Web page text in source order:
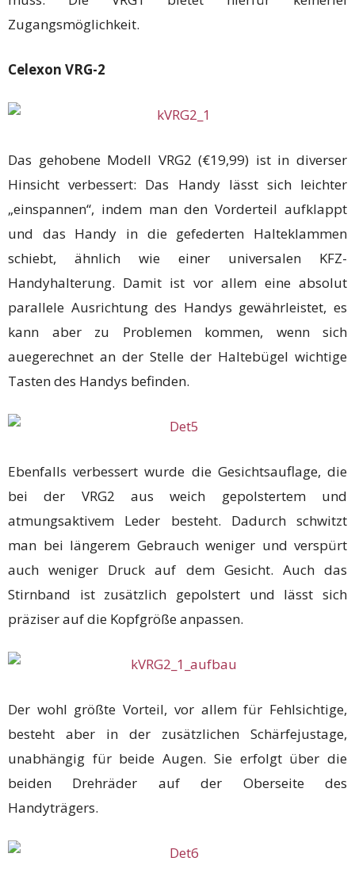
Zugangsmöglichkeit.
Celexon VRG-2
Das gehobene Modell VRG2 (€19,99) ist in diverser
Hinsicht verbessert: Das Handy lässt sich leichter
„einspannen“, indem man den Vorderteil aufklappt
und das Handy in die gefederten Halteklammen
schiebt, ähnlich wie einer universalen KFZ-
Handyhalterung. Damit ist vor allem eine absolut
parallele Ausrichtung des Handys gewährleistet, es
kann aber zu Problemen kommen, wenn sich
auegerechnet an der Stelle der Haltebügel wichtige
Tasten des Handys befinden.
Ebenfalls verbessert wurde die Gesichtsauflage, die
bei der VRG2 aus weich gepolstertem und
atmungsaktivem Leder besteht. Dadurch schwitzt
man bei längerem Gebrauch weniger und verspürt
auch weniger Druck auf dem Gesicht. Auch das
Stirnband ist zusätzlich gepolstert und lässt sich
präziser auf die Kopfgröße anpassen.
Der wohl größte Vorteil, vor allem für Fehlsichtige,
besteht aber in der zusätzlichen Schärfejustage,
unabhängig für beide Augen. Sie erfolgt über die
beiden Drehräder auf der Oberseite des
Handyträgers.